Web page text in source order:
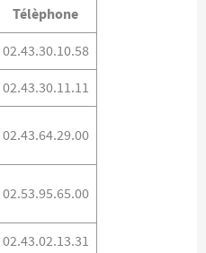
Télèphone
02.43.30.10.58
02.43.30.11.11
02.43.64.29.00
02.53.95.65.00
02.43.02.13.31